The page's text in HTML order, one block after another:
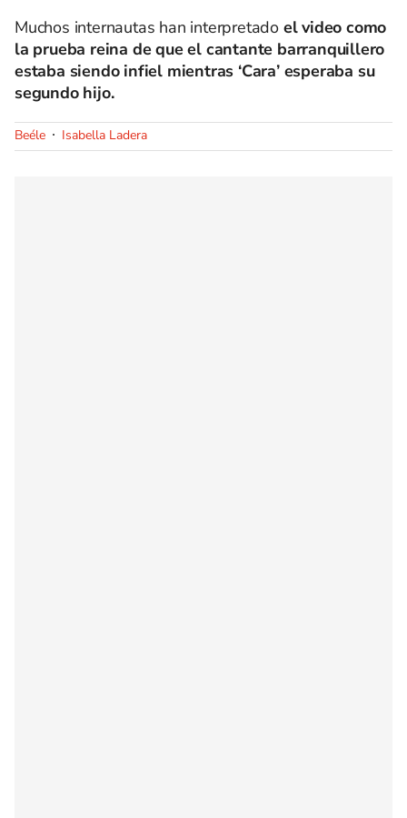
Muchos internautas han interpretado el video como
la prueba reina de que el cantante barranquillero
estaba siendo infiel mientras ‘Cara’ esperaba su
segundo hijo.
Beéle Isabella Ladera